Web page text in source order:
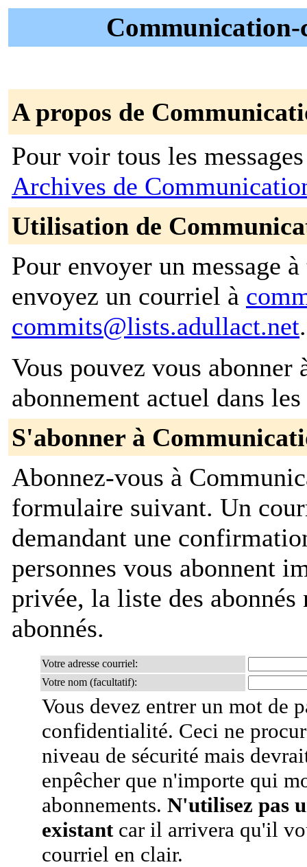
Communication-
A propos de
Pour voir tous les
Archives de
Utilisation de
Pour envoyer un message
envoyez un courriel à
commits@lists.adullact.net.
Vous pouvez vous
abonnement actuel dans
S'abonner à
Abonnez-vous à
formulaire suivant. Un
demandant une
personnes vous abonnent
privée, la liste des
abonnés.
Votre adresse courriel:
Votre nom (facultatif):
Vous devez entrer un mot de
confidentialité. Ceci ne
niveau de sécurité mais
enpêcher que n'importe qui
abonnements. N'utilisez pas
existantcar il arrivera qu'il
courriel en clair.